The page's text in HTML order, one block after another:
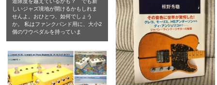
しいジャズ境地が開けるかもしれま
せんよ。おひとつ、如何でしょう
か。 私はファンクバンド用に、大小2
個のワウペダルを持っていま